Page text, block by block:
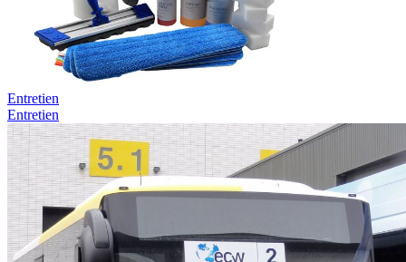
Entretien
Entretien